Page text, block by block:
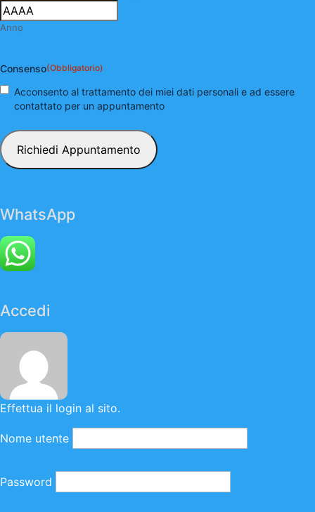
Anno
Consenso(Obbligatorio)
Acconsento al trattamento dei miei dati personali e ad essere
contattato per un appuntamento
WhatsApp
Accedi
Effettua il login al sito.
Nome utente
Password